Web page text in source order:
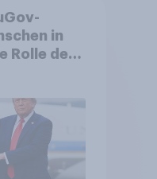
in
Rolle der
Bündnisse